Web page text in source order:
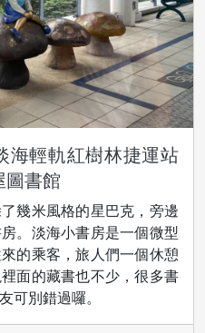
海輕軌紅樹林捷運站
圖書館
幾米風格的星巴克，旁邊
。淡海小書房是一個微型
的乘客，旅人們一個休憩
面的藏書也不少，很多書
可別錯過囉。